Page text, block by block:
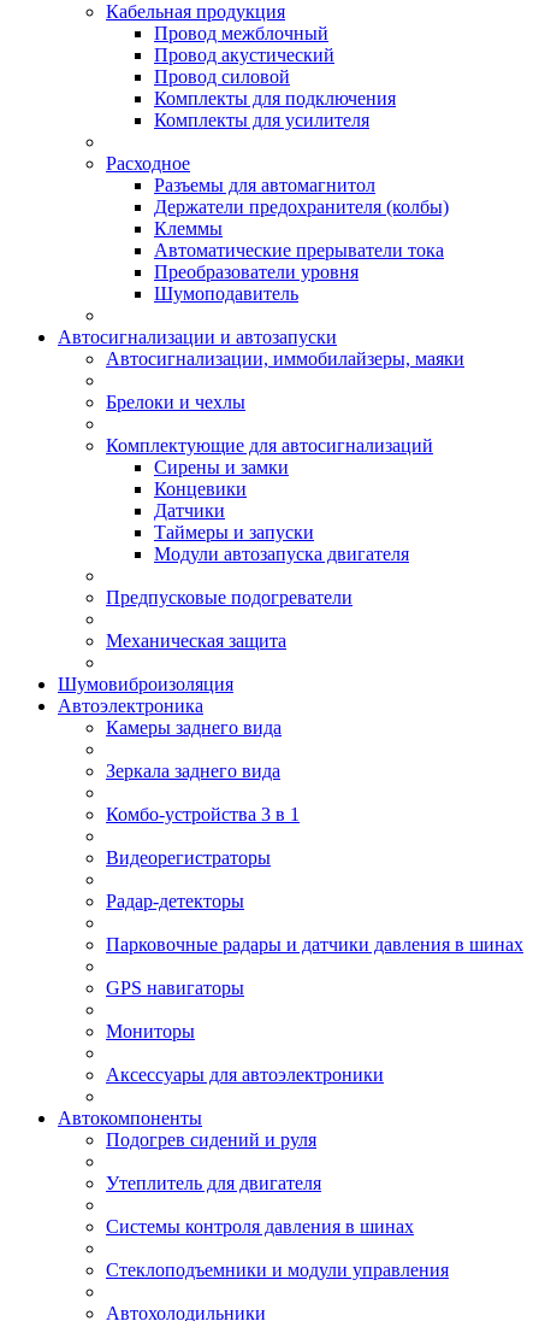
Кабельная продукция
Провод межблочный
Провод акустический
Провод силовой
Комплекты для подключения
Комплекты для усилителя
Расходное
Разъемы для автомагнитол
Держатели предохранителя (колбы)
Клеммы
Автоматические прерыватели тока
Преобразователи уровня
Шумоподавитель
Автосигнализации и автозапуски
Автосигнализации, иммобилайзеры, маяки
Брелоки и чехлы
Комплектующие для автосигнализаций
Сирены и замки
Концевики
Датчики
Таймеры и запуски
Модули автозапуска двигателя
Предпусковые подогреватели
Механическая защита
Шумовиброизоляция
Автоэлектроника
Камеры заднего вида
Зеркала заднего вида
Комбо-устройства 3 в 1
Видеорегистраторы
Радар-детекторы
Парковочные радары и датчики давления в шинах
GPS навигаторы
Мониторы
Аксессуары для автоэлектроники
Автокомпоненты
Подогрев сидений и руля
Утеплитель для двигателя
Системы контроля давления в шинах
Стеклоподъемники и модули управления
Автохолодильники